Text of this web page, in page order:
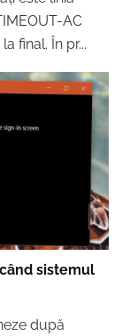
AC
final. În pr...
sistemul
după